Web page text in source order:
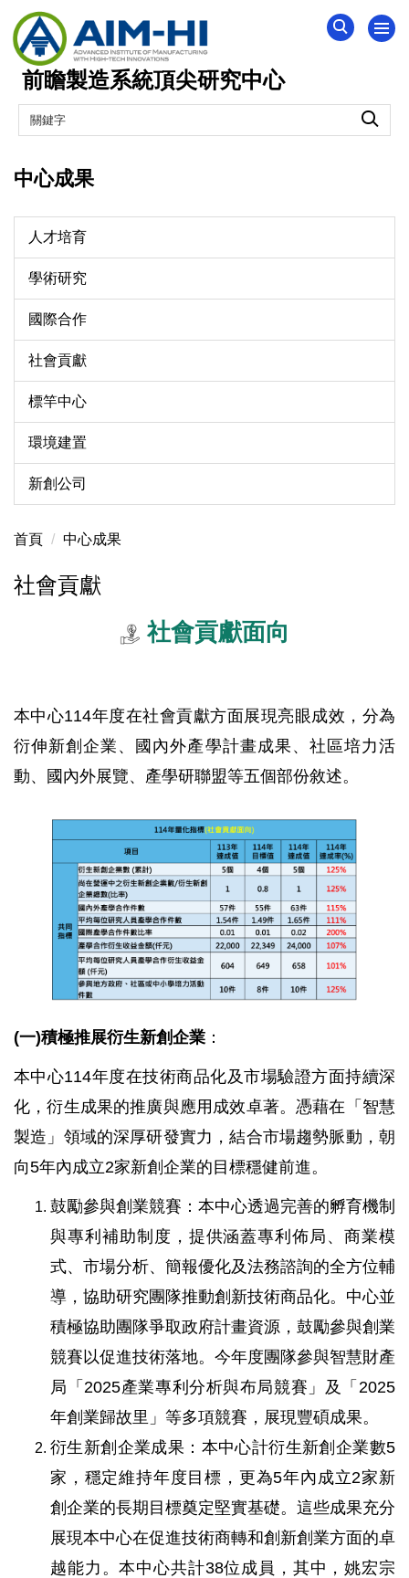
跳
到
主
要
內
前瞻製造系統頂尖研究中心
中心成果
人才培育
學術研究
國際合作
社會貢獻
標竿中心
環境建置
新創公司
首頁 中心成果
社會貢獻
社會貢獻面向
本中心114年度在社會貢獻方面展現亮眼成效，分為
衍伸新創企業、國內外產學計畫成果、社區培力活
動、國內外展覽、產學研聯盟等五個部份敘述。
(一)積極推展衍生新創企業 ：
本中心114年度在技術商品化及市場驗證方面持續深
化，衍生成果的推廣與應用成效卓著。憑藉在「智慧
製造」領域的深厚研發實力，結合市場趨勢脈動，朝
向5年內成立2家新創企業的目標穩健前進。
鼓勵參與創業競賽：本中心透過完善的孵育機制
與專利補助制度，提供涵蓋專利佈局、商業模
式、市場分析、簡報優化及法務諮詢的全方位輔
導，協助研究團隊推動創新技術商品化。中心並
積極協助團隊爭取政府計畫資源，鼓勵參與創業
競賽以促進技術落地。今年度團隊參與智慧財產
局「2025產業專利分析與布局競賽」及「2025
年創業歸故里」等多項競賽，展現豐碩成果。
衍生新創企業成果：本中心計衍生新創企業數5
家，穩定維持年度目標，更為5年內成立2家新
創企業的長期目標奠定堅實基礎。這些成果充分
展現本中心在促進技術商轉和創新創業方面的卓
越能力。本中心共計38位成員，其中，姚宏宗